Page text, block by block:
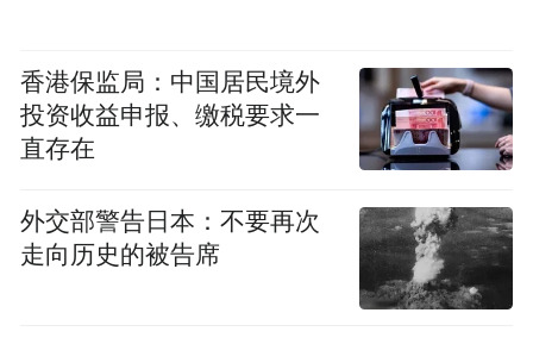
香港保监局：中国居民境外
投资收益申报、缴税要求一
直存在
外交部警告日本：不要再次
走向历史的被告席